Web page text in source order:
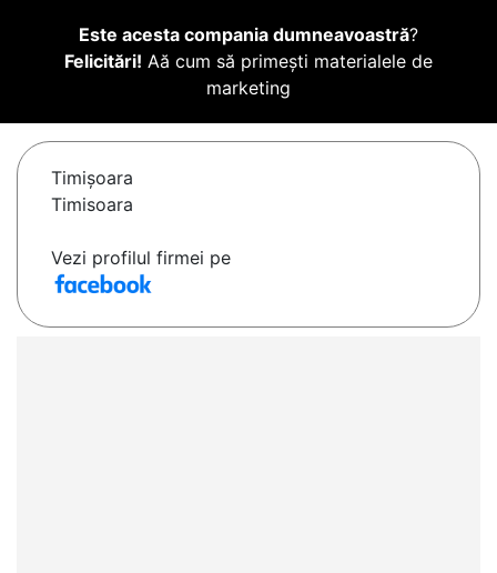
Este acesta compania dumneavoastră?
Felicitări! Aă cum să primești materialele de
marketing
Timişoara
Timisoara
Vezi profilul firmei pe